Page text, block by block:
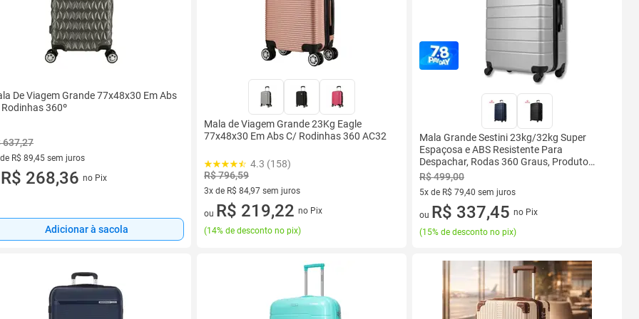
De Viagem Grande 77x48x30 Em Abs
360º
637,27
R$ 89,45 sem juros
de R$ 89,45 sem juros
R$ 268,36 no Pix
Adicionar à sacola
Mala de Viagem Grande 23Kg Eagle
77x48x30 Em Abs C/ Rodinhas 360 AC32
4.3 (158)
R$ 796,59
3x de R$ 84,97 sem juros
3 vez de R$ 84,97 sem juros
ou R$ 219,22 no Pix
(14% de desconto no pix)
Mala Grande Sestini 23kg/32kg Super
Espaçosa e ABS Resistente Para
Despachar, Rodas 360 Graus, Produto
Original com Garantia Vitalícia
75x50x29cm
R$ 499,00
5x de R$ 79,40 sem juros
5 vez de R$ 79,40 sem juros
ou R$ 337,45 no Pix
(15% de desconto no pix)